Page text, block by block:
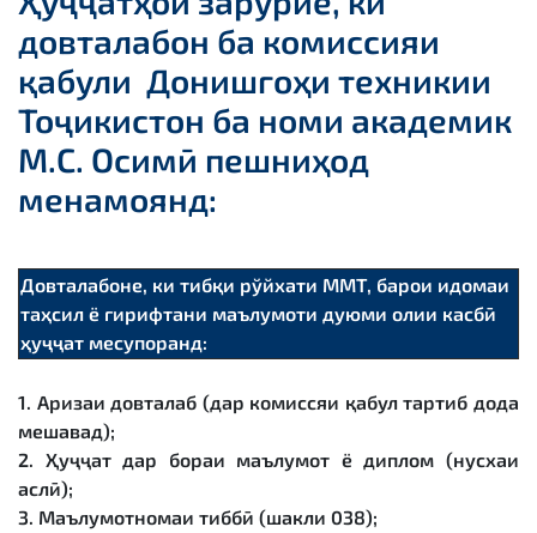
довталабон ба комиссияи
қабули Донишгоҳи техникии
Тоҷикистон ба номи академик
М.С. Осимӣ пешниҳод
менамоянд:
Довталабоне, ки тибқи рўйхати ММТ, барои идомаи
таҳсил ё гирифтани маълумоти дуюми олии касбӣ
ҳуҷҷат месупоранд:
1. Аризаи довталаб (дар комиссяи қабул тартиб дода
мешавад);
2. Ҳуҷҷат дар бораи маълумот ё диплом (нусхаи
аслӣ);
3. Маълумотномаи тиббӣ (шакли 038);